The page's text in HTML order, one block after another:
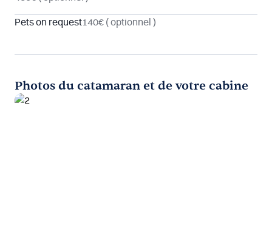
Pets on request140€ ( optionnel )
Photos du catamaran et de votre cabine